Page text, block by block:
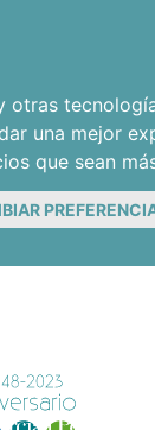
una mejor
que sean